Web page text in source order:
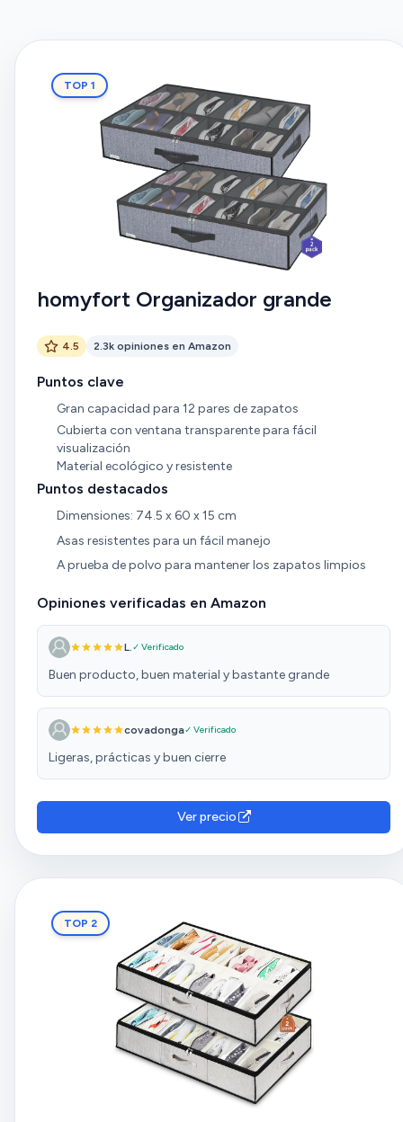
TOP 1
homyfort Organizador grande
4.5 2.3k opiniones en Amazon
Puntos clave
Gran capacidad para 12 pares de zapatos
Cubierta con ventana transparente para fácil
visualización
Material ecológico y resistente
Puntos destacados
Dimensiones: 74.5 x 60 x 15 cm
Asas resistentes para un fácil manejo
A prueba de polvo para mantener los zapatos limpios
Opiniones verificadas en Amazon
L.✓ Verificado
Buen producto, buen material y bastante grande
covadonga✓ Verificado
Ligeras, prácticas y buen cierre
Ver precio
TOP 2